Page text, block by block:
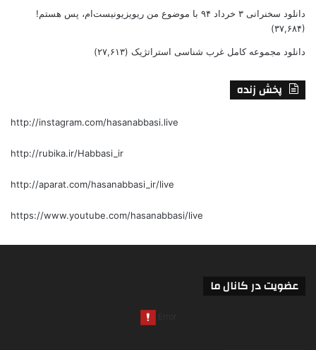
دانلود سخنرانی ۳ خرداد ۹۴ با موضوع من ریویزیونیست‌ام، پس هستم!
(۳۷,۶۸۴)
دانلود مجموعه کامل غرب شناسی استراتژیک (۲۷,۶۱۳)
پخش زنده
http://instagram.com/hasanabbasi.live
http://rubika.ir/Habbasi_ir
http://aparat.com/hasanabbasi_ir/live
https://www.youtube.com/hasanabbasi/live
عضویت در کانال ما